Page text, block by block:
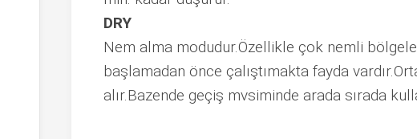
DRY
Nem alma modudur.Özellikle çok nemli
başlamadan önce çalıştımakta fayda
alır.Bazende geçiş mvsiminde arada sırada